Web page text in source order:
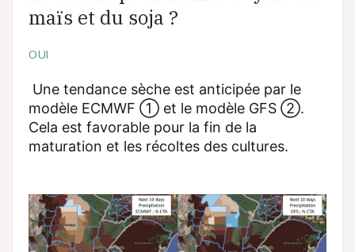
maïs et du soja ?
OUI
Une tendance sèche est anticipée par le
modèle ECMWF ① et le modèle GFS ②.
Cela est favorable pour la fin de la
maturation et les récoltes des cultures.